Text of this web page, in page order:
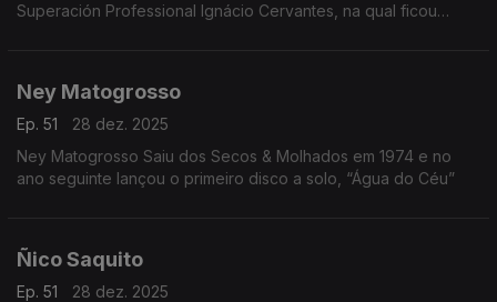
Superación Professional Ignácio Cervantes, na qual ficou
Ney Matogrosso
Ep. 51
28 dez. 2025
Ney Matogrosso Saiu dos Secos & Molhados em 1974 e no
ano seguinte lançou o primeiro disco a solo, “Água do Céu”
Ñico Saquito
Ep. 51
28 dez. 2025